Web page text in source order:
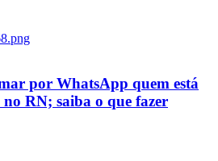
por WhatsApp quem está
RN; saiba o que fazer